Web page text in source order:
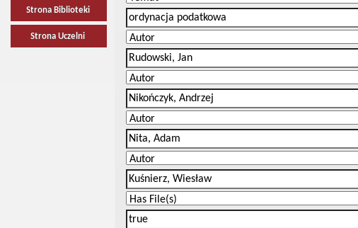
Strona Biblioteki
Strona Uczelni